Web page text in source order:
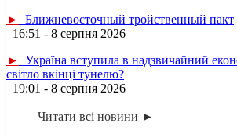
►
Ближневосточный тройственный пакт
16:51 - 8 серпня 2026
►
Україна вступила в надзвичайний
світло вкінці тунелю?
19:01 - 8 серпня 2026
Читати всі новини ►